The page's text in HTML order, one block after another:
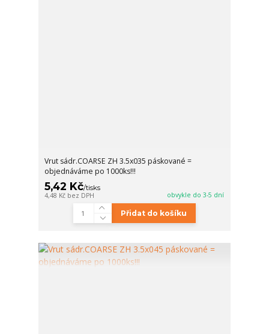
Vrut sádr.COARSE ZH 3.5x035 páskované =
objednáváme po 1000ks!!!
5,42 Kč/tisks
4,48 Kč bez DPH obvykle do 3-5 dní
Přidat do košíku